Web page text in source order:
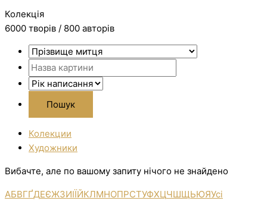
Колекція
6000 творiв / 800 авторів
Колекции
Художники
Вибачте, але по вашому запиту нічого не знайдено
АБВГҐДЕЄЖЗИІЇЙКЛМНОПРСТУФХЦЧШЩЬЮЯУсі